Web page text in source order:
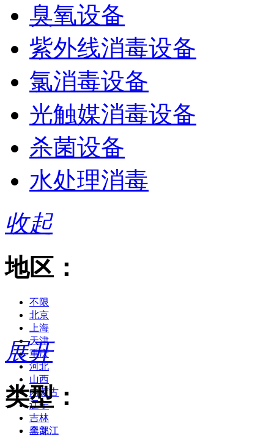
臭氧设备
紫外线消毒设备
氯消毒设备
光触媒消毒设备
杀菌设备
水处理消毒
收起
地区：
不限
北京
上海
天津
重庆
河北
山西
内蒙古
辽宁
吉林
黑龙江
展开
类型：
全部